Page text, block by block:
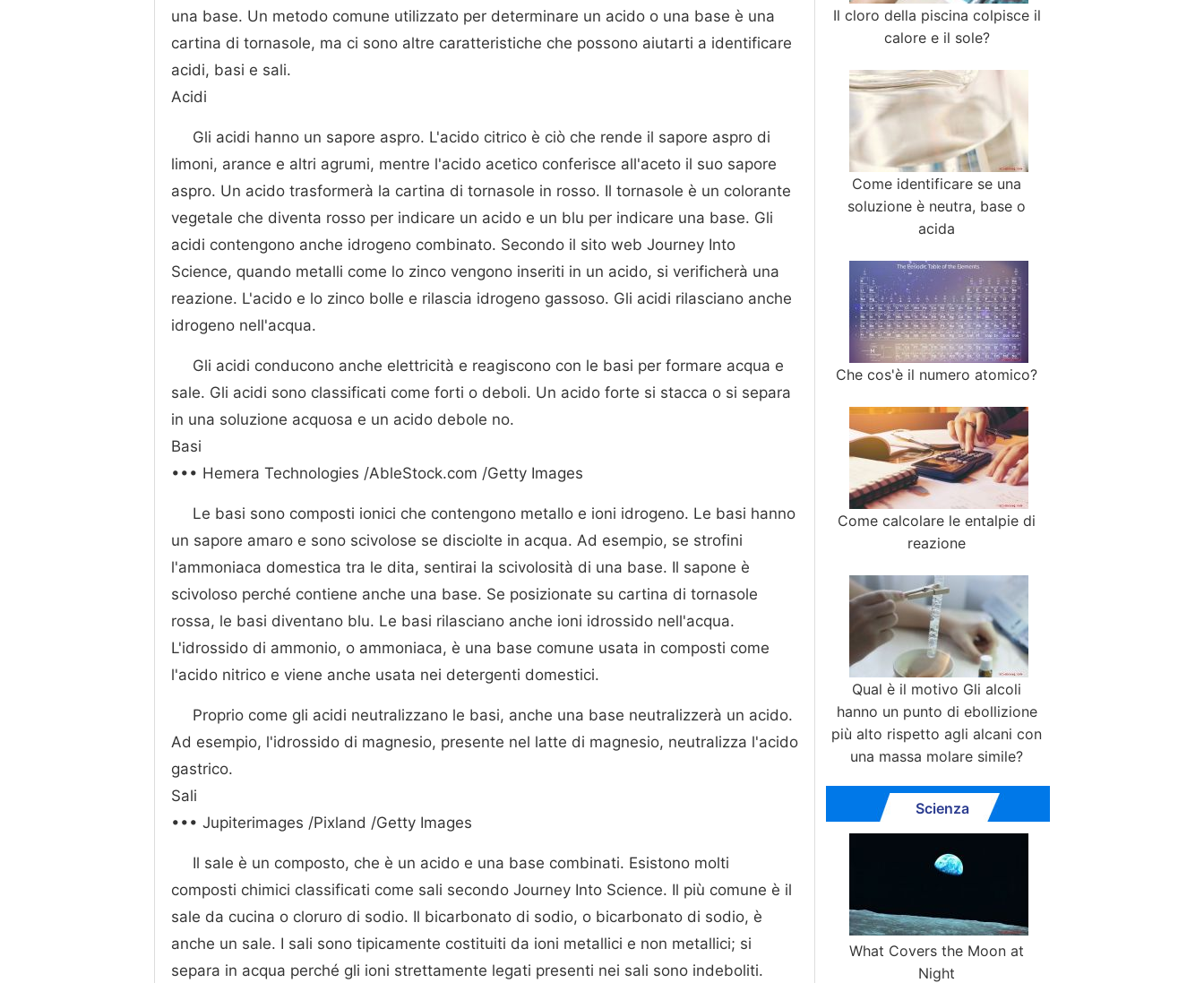
una base. Un metodo comune utilizzato per determinare un acido o una base è una
cartina di tornasole, ma ci sono altre caratteristiche che possono aiutarti a identificare
acidi, basi e sali.
Acidi
Gli acidi hanno un sapore aspro. L'acido citrico è ciò che rende il sapore aspro di
limoni, arance e altri agrumi, mentre l'acido acetico conferisce all'aceto il suo sapore
aspro. Un acido trasformerà la cartina di tornasole in rosso. Il tornasole è un colorante
vegetale che diventa rosso per indicare un acido e un blu per indicare una base. Gli
acidi contengono anche idrogeno combinato. Secondo il sito web Journey Into
Science, quando metalli come lo zinco vengono inseriti in un acido, si verificherà una
reazione. L'acido e lo zinco bolle e rilascia idrogeno gassoso. Gli acidi rilasciano anche
idrogeno nell'acqua.
Gli acidi conducono anche elettricità e reagiscono con le basi per formare acqua e
sale. Gli acidi sono classificati come forti o deboli. Un acido forte si stacca o si separa
in una soluzione acquosa e un acido debole no.
Basi
••• Hemera Technologies /AbleStock.com /Getty Images
Le basi sono composti ionici che contengono metallo e ioni idrogeno. Le basi hanno
un sapore amaro e sono scivolose se disciolte in acqua. Ad esempio, se strofini
l'ammoniaca domestica tra le dita, sentirai la scivolosità di una base. Il sapone è
scivoloso perché contiene anche una base. Se posizionate su cartina di tornasole
rossa, le basi diventano blu. Le basi rilasciano anche ioni idrossido nell'acqua.
L'idrossido di ammonio, o ammoniaca, è una base comune usata in composti come
l'acido nitrico e viene anche usata nei detergenti domestici.
Proprio come gli acidi neutralizzano le basi, anche una base neutralizzerà un acido.
Ad esempio, l'idrossido di magnesio, presente nel latte di magnesio, neutralizza l'acido
gastrico.
Sali
••• Jupiterimages /Pixland /Getty Images
Il sale è un composto, che è un acido e una base combinati. Esistono molti
composti chimici classificati come sali secondo Journey Into Science. Il più comune è il
sale da cucina o cloruro di sodio. Il bicarbonato di sodio, o bicarbonato di sodio, è
anche un sale. I sali sono tipicamente costituiti da ioni metallici e non metallici; si
separa in acqua perché gli ioni strettamente legati presenti nei sali sono indeboliti.
Il cloro della piscina colpisce il
calore e il sole?
Come identificare se una
soluzione è neutra, base o
acida
Che cos'è il numero atomico?
Come calcolare le entalpie di
reazione
Qual è il motivo Gli alcoli
hanno un punto di ebollizione
più alto rispetto agli alcani con
una massa molare simile?
Scienza
What Covers the Moon at
Night